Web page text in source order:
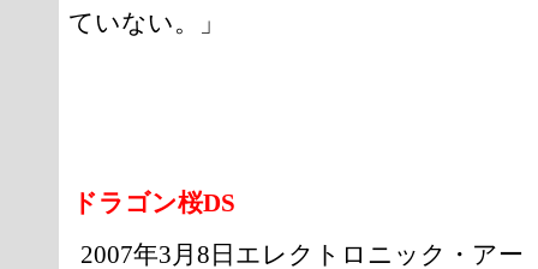
ていない。」
ドラゴン桜DS
2007年3月8日エレクトロニック・アー